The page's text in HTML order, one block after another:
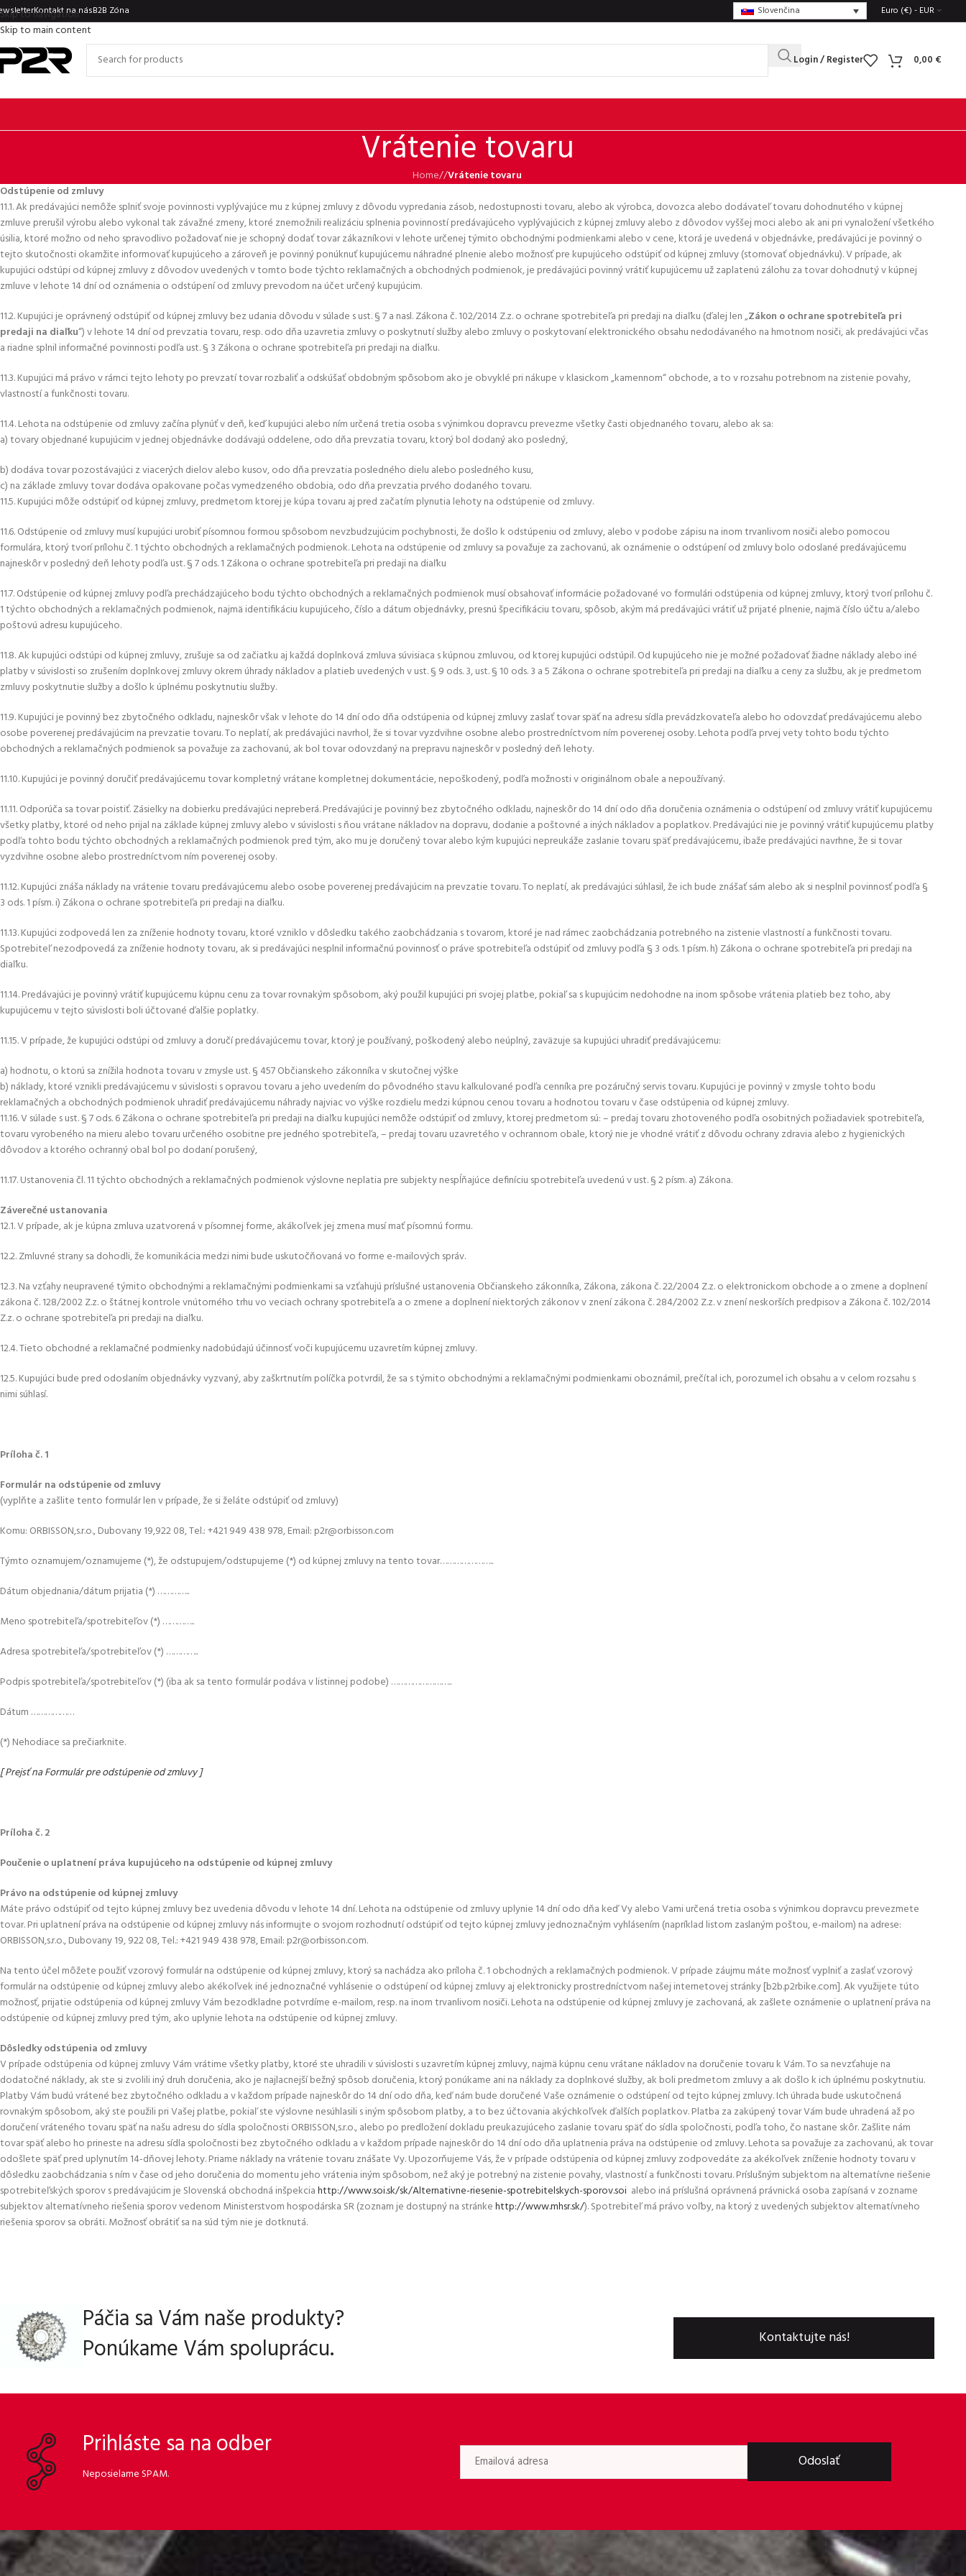
Skip to navigation
Skip to main content
Kontakt na násB2B Zóna Slovenčina Euro (€) - EUR
Login / Register 0,00 €
Vrátenie tovaru
Home/ Vrátenie tovaru
Odstúpenie od zmluvy
11.1. Ak predávajúci nemôže splniť svoje povinnosti vyplývajúce mu z kúpnej zmluvy z dôvodu vypredania zásob, nedostupnosti tovaru, alebo ak výrobca, dovozca alebo dodávateľ tovaru dohodnutého v kúpnej
zmluve prerušil výrobu alebo vykonal tak závažné zmeny, ktoré znemožnili realizáciu splnenia povinností predávajúceho vyplývajúcich z kúpnej zmluvy alebo z dôvodov vyššej moci alebo ak ani pri vynaložení všetkého
úsilia, ktoré možno od neho spravodlivo požadovať nie je schopný dodať tovar zákazníkovi v lehote určenej týmito obchodnými podmienkami alebo v cene, ktorá je uvedená v objednávke, predávajúci je povinný o
tejto skutočnosti okamžite informovať kupujúceho a zároveň je povinný ponúknuť kupujúcemu náhradné plnenie alebo možnosť pre kupujúceho odstúpiť od kúpnej zmluvy (stornovať objednávku). V prípade, ak
kupujúci odstúpi od kúpnej zmluvy z dôvodov uvedených v tomto bode týchto reklamačných a obchodných podmienok, je predávajúci povinný vrátiť kupujúcemu už zaplatenú zálohu za tovar dohodnutý v kúpnej
zmluve v lehote 14 dní od oznámenia o odstúpení od zmluvy prevodom na účet určený kupujúcim.
11.2. Kupujúci je oprávnený odstúpiť od kúpnej zmluvy bez udania dôvodu v súlade s ust. § 7 a nasl. Zákona č. 102/2014 Z.z. o ochrane spotrebiteľa pri predaji na diaľku (ďalej len „Zákon o ochrane spotrebiteľa pri
predaji na diaľku“) v lehote 14 dní od prevzatia tovaru, resp. odo dňa uzavretia zmluvy o poskytnutí služby alebo zmluvy o poskytovaní elektronického obsahu nedodávaného na hmotnom nosiči, ak predávajúci včas
a riadne splnil informačné povinnosti podľa ust. § 3 Zákona o ochrane spotrebiteľa pri predaji na diaľku.
11.3. Kupujúci má právo v rámci tejto lehoty po prevzatí tovar rozbaliť a odskúšať obdobným spôsobom ako je obvyklé pri nákupe v klasickom „kamennom“ obchode, a to v rozsahu potrebnom na zistenie povahy,
vlastností a funkčnosti tovaru.
11.4. Lehota na odstúpenie od zmluvy začína plynúť v deň, keď kupujúci alebo ním určená tretia osoba s výnimkou dopravcu prevezme všetky časti objednaného tovaru, alebo ak sa:
a) tovary objednané kupujúcim v jednej objednávke dodávajú oddelene, odo dňa prevzatia tovaru, ktorý bol dodaný ako posledný,
b) dodáva tovar pozostávajúci z viacerých dielov alebo kusov, odo dňa prevzatia posledného dielu alebo posledného kusu,
c) na základe zmluvy tovar dodáva opakovane počas vymedzeného obdobia, odo dňa prevzatia prvého dodaného tovaru.
11.5. Kupujúci môže odstúpiť od kúpnej zmluvy, predmetom ktorej je kúpa tovaru aj pred začatím plynutia lehoty na odstúpenie od zmluvy.
11.6. Odstúpenie od zmluvy musí kupujúci urobiť písomnou formou spôsobom nevzbudzujúcim pochybnosti, že došlo k odstúpeniu od zmluvy, alebo v podobe zápisu na inom trvanlivom nosiči alebo pomocou
formulára, ktorý tvorí prílohu č. 1 týchto obchodných a reklamačných podmienok. Lehota na odstúpenie od zmluvy sa považuje za zachovanú, ak oznámenie o odstúpení od zmluvy bolo odoslané predávajúcemu
najneskôr v posledný deň lehoty podľa ust. § 7 ods. 1 Zákona o ochrane spotrebiteľa pri predaji na diaľku
11.7. Odstúpenie od kúpnej zmluvy podľa prechádzajúceho bodu týchto obchodných a reklamačných podmienok musí obsahovať informácie požadované vo formulári odstúpenia od kúpnej zmluvy, ktorý tvorí prílohu č.
1 týchto obchodných a reklamačných podmienok, najmä identifikáciu kupujúceho, číslo a dátum objednávky, presnú špecifikáciu tovaru, spôsob, akým má predávajúci vrátiť už prijaté plnenie, najmä číslo účtu a/alebo
poštovú adresu kupujúceho.
11.8. Ak kupujúci odstúpi od kúpnej zmluvy, zrušuje sa od začiatku aj každá doplnková zmluva súvisiaca s kúpnou zmluvou, od ktorej kupujúci odstúpil. Od kupujúceho nie je možné požadovať žiadne náklady alebo iné
platby v súvislosti so zrušením doplnkovej zmluvy okrem úhrady nákladov a platieb uvedených v ust. § 9 ods. 3, ust. § 10 ods. 3 a 5 Zákona o ochrane spotrebiteľa pri predaji na diaľku a ceny za službu, ak je predmetom
zmluvy poskytnutie služby a došlo k úplnému poskytnutiu služby.
11.9. Kupujúci je povinný bez zbytočného odkladu, najneskôr však v lehote do 14 dní odo dňa odstúpenia od kúpnej zmluvy zaslať tovar späť na adresu sídla prevádzkovateľa alebo ho odovzdať predávajúcemu alebo
osobe poverenej predávajúcim na prevzatie tovaru. To neplatí, ak predávajúci navrhol, že si tovar vyzdvihne osobne alebo prostredníctvom ním poverenej osoby. Lehota podľa prvej vety tohto bodu týchto
obchodných a reklamačných podmienok sa považuje za zachovanú, ak bol tovar odovzdaný na prepravu najneskôr v posledný deň lehoty.
11.10. Kupujúci je povinný doručiť predávajúcemu tovar kompletný vrátane kompletnej dokumentácie, nepoškodený, podľa možnosti v originálnom obale a nepoužívaný.
11.11. Odporúča sa tovar poistiť. Zásielky na dobierku predávajúci nepreberá. Predávajúci je povinný bez zbytočného odkladu, najneskôr do 14 dní odo dňa doručenia oznámenia o odstúpení od zmluvy vrátiť kupujúcemu
všetky platby, ktoré od neho prijal na základe kúpnej zmluvy alebo v súvislosti s ňou vrátane nákladov na dopravu, dodanie a poštovné a iných nákladov a poplatkov. Predávajúci nie je povinný vrátiť kupujúcemu platby
podľa tohto bodu týchto obchodných a reklamačných podmienok pred tým, ako mu je doručený tovar alebo kým kupujúci nepreukáže zaslanie tovaru späť predávajúcemu, ibaže predávajúci navrhne, že si tovar
vyzdvihne osobne alebo prostredníctvom ním poverenej osoby.
11.12. Kupujúci znáša náklady na vrátenie tovaru predávajúcemu alebo osobe poverenej predávajúcim na prevzatie tovaru. To neplatí, ak predávajúci súhlasil, že ich bude znášať sám alebo ak si nesplnil povinnosť podľa §
3 ods. 1 písm. i) Zákona o ochrane spotrebiteľa pri predaji na diaľku.
11.13. Kupujúci zodpovedá len za zníženie hodnoty tovaru, ktoré vzniklo v dôsledku takého zaobchádzania s tovarom, ktoré je nad rámec zaobchádzania potrebného na zistenie vlastností a funkčnosti tovaru.
Spotrebiteľ nezodpovedá za zníženie hodnoty tovaru, ak si predávajúci nesplnil informačnú povinnosť o práve spotrebiteľa odstúpiť od zmluvy podľa § 3 ods. 1 písm. h) Zákona o ochrane spotrebiteľa pri predaji na
diaľku.
11.14. Predávajúci je povinný vrátiť kupujúcemu kúpnu cenu za tovar rovnakým spôsobom, aký použil kupujúci pri svojej platbe, pokiaľ sa s kupujúcim nedohodne na inom spôsobe vrátenia platieb bez toho, aby
kupujúcemu v tejto súvislosti boli účtované ďalšie poplatky.
11.15. V prípade, že kupujúci odstúpi od zmluvy a doručí predávajúcemu tovar, ktorý je používaný, poškodený alebo neúplný, zaväzuje sa kupujúci uhradiť predávajúcemu:
a) hodnotu, o ktorú sa znížila hodnota tovaru v zmysle ust. § 457 Občianskeho zákonníka v skutočnej výške
b) náklady, ktoré vznikli predávajúcemu v súvislosti s opravou tovaru a jeho uvedením do pôvodného stavu kalkulované podľa cenníka pre pozáručný servis tovaru. Kupujúci je povinný v zmysle tohto bodu
reklamačných a obchodných podmienok uhradiť predávajúcemu náhrady najviac vo výške rozdielu medzi kúpnou cenou tovaru a hodnotou tovaru v čase odstúpenia od kúpnej zmluvy.
11.16. V súlade s ust. § 7 ods. 6 Zákona o ochrane spotrebiteľa pri predaji na diaľku kupujúci nemôže odstúpiť od zmluvy, ktorej predmetom sú: – predaj tovaru zhotoveného podľa osobitných požiadaviek spotrebiteľa,
tovaru vyrobeného na mieru alebo tovaru určeného osobitne pre jedného spotrebiteľa, – predaj tovaru uzavretého v ochrannom obale, ktorý nie je vhodné vrátiť z dôvodu ochrany zdravia alebo z hygienických
dôvodov a ktorého ochranný obal bol po dodaní porušený,
11.17. Ustanovenia čl. 11 týchto obchodných a reklamačných podmienok výslovne neplatia pre subjekty nespĺňajúce definíciu spotrebiteľa uvedenú v ust. § 2 písm. a) Zákona.
Záverečné ustanovania
12.1. V prípade, ak je kúpna zmluva uzatvorená v písomnej forme, akákoľvek jej zmena musí mať písomnú formu.
12.2. Zmluvné strany sa dohodli, že komunikácia medzi nimi bude uskutočňovaná vo forme e-mailových správ.
12.3. Na vzťahy neupravené týmito obchodnými a reklamačnými podmienkami sa vzťahujú príslušné ustanovenia Občianskeho zákonníka, Zákona, zákona č. 22/2004 Z.z. o elektronickom obchode a o zmene a doplnení
zákona č. 128/2002 Z.z. o štátnej kontrole vnútorného trhu vo veciach ochrany spotrebiteľa a o zmene a doplnení niektorých zákonov v znení zákona č. 284/2002 Z.z. v znení neskorších predpisov a Zákona č. 102/2014
Z.z. o ochrane spotrebiteľa pri predaji na diaľku.
12.4. Tieto obchodné a reklamačné podmienky nadobúdajú účinnosť voči kupujúcemu uzavretím kúpnej zmluvy.
12.5. Kupujúci bude pred odoslaním objednávky vyzvaný, aby zaškrtnutím políčka potvrdil, že sa s týmito obchodnými a reklamačnými podmienkami oboznámil, prečítal ich, porozumel ich obsahu a v celom rozsahu s
nimi súhlasí.
Príloha č. 1
Formulár na odstúpenie od zmluvy
(vyplňte a zašlite tento formulár len v prípade, že si želáte odstúpiť od zmluvy)
Komu: ORBISSON,s.r.o., Dubovany 19,922 08, Tel.: +421 949 438 978, Email: p2r@orbisson.com
Týmto oznamujem/oznamujeme (*), že odstupujem/odstupujeme (*) od kúpnej zmluvy na tento tovar…………………..
Dátum objednania/dátum prijatia (*) …………..
Meno spotrebiteľa/spotrebiteľov (*) …………..
Adresa spotrebiteľa/spotrebiteľov (*) …………..
Podpis spotrebiteľa/spotrebiteľov (*) (iba ak sa tento formulár podáva v listinnej podobe) ……………………..
Dátum ………………
(*) Nehodiace sa prečiarknite.
[ Prejsť na Formulár pre odstúpenie od zmluvy ]
Príloha č. 2
Poučenie o uplatnení práva kupujúceho na odstúpenie od kúpnej zmluvy
Právo na odstúpenie od kúpnej zmluvy
Máte právo odstúpiť od tejto kúpnej zmluvy bez uvedenia dôvodu v lehote 14 dní. Lehota na odstúpenie od zmluvy uplynie 14 dní odo dňa keď Vy alebo Vami určená tretia osoba s výnimkou dopravcu prevezmete
tovar. Pri uplatnení práva na odstúpenie od kúpnej zmluvy nás informujte o svojom rozhodnutí odstúpiť od tejto kúpnej zmluvy jednoznačným vyhlásením (napríklad listom zaslaným poštou, e-mailom) na adrese:
ORBISSON,s.r.o., Dubovany 19, 922 08, Tel.: +421 949 438 978, Email: p2r@orbisson.com.
Na tento účel môžete použiť vzorový formulár na odstúpenie od kúpnej zmluvy, ktorý sa nachádza ako príloha č. 1 obchodných a reklamačných podmienok. V prípade záujmu máte možnosť vyplniť a zaslať vzorový
formulár na odstúpenie od kúpnej zmluvy alebo akékoľvek iné jednoznačné vyhlásenie o odstúpení od kúpnej zmluvy aj elektronicky prostredníctvom našej internetovej stránky [b2b.p2rbike.com]. Ak využijete túto
možnosť, prijatie odstúpenia od kúpnej zmluvy Vám bezodkladne potvrdíme e-mailom, resp. na inom trvanlivom nosiči. Lehota na odstúpenie od kúpnej zmluvy je zachovaná, ak zašlete oznámenie o uplatnení práva na
odstúpenie od kúpnej zmluvy pred tým, ako uplynie lehota na odstúpenie od kúpnej zmluvy.
Dôsledky odstúpenia od zmluvy
V prípade odstúpenia od kúpnej zmluvy Vám vrátime všetky platby, ktoré ste uhradili v súvislosti s uzavretím kúpnej zmluvy, najmä kúpnu cenu vrátane nákladov na doručenie tovaru k Vám. To sa nevzťahuje na
dodatočné náklady, ak ste si zvolili iný druh doručenia, ako je najlacnejší bežný spôsob doručenia, ktorý ponúkame ani na náklady za doplnkové služby, ak boli predmetom zmluvy a ak došlo k ich úplnému poskytnutiu.
Platby Vám budú vrátené bez zbytočného odkladu a v každom prípade najneskôr do 14 dní odo dňa, keď nám bude doručené Vaše oznámenie o odstúpení od tejto kúpnej zmluvy. Ich úhrada bude uskutočnená
rovnakým spôsobom, aký ste použili pri Vašej platbe, pokiaľ ste výslovne nesúhlasili s iným spôsobom platby, a to bez účtovania akýchkoľvek ďalších poplatkov. Platba za zakúpený tovar Vám bude uhradená až po
doručení vráteného tovaru späť na našu adresu do sídla spoločnosti ORBISSON,s.r.o., alebo po predložení dokladu preukazujúceho zaslanie tovaru späť do sídla spoločnosti, podľa toho, čo nastane skôr. Zašlite nám
tovar späť alebo ho prineste na adresu sídla spoločnosti bez zbytočného odkladu a v každom prípade najneskôr do 14 dní odo dňa uplatnenia práva na odstúpenie od zmluvy. Lehota sa považuje za zachovanú, ak tovar
odošlete späť pred uplynutím 14-dňovej lehoty. Priame náklady na vrátenie tovaru znášate Vy. Upozorňujeme Vás, že v prípade odstúpenia od kúpnej zmluvy zodpovedáte za akékoľvek zníženie hodnoty tovaru v
dôsledku zaobchádzania s ním v čase od jeho doručenia do momentu jeho vrátenia iným spôsobom, než aký je potrebný na zistenie povahy, vlastností a funkčnosti tovaru. Príslušným subjektom na alternatívne riešenie
spotrebiteľských sporov s predávajúcim je Slovenská obchodná inšpekciahttp://www.soi.sk/sk/Alternativne-riesenie-spotrebitelskych-sporov.soi alebo iná príslušná oprávnená právnická osoba zapísaná v zozname
subjektov alternatívneho riešenia sporov vedenom Ministerstvom hospodárska SR (zoznam je dostupný na stránkehttp://www.mhsr.sk/). Spotrebiteľ má právo voľby, na ktorý z uvedených subjektov alternatívneho
riešenia sporov sa obráti. Možnosť obrátiť sa na súd tým nie je dotknutá.
Páčia sa Vám naše produkty?
Ponúkame Vám spoluprácu.
Kontaktujte nás!
Prihláste sa na odber
Neposielame SPAM.
Odoslať